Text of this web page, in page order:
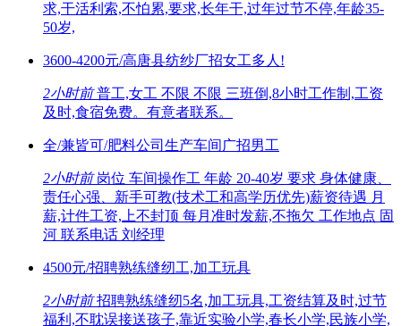
求,干活利索,不怕累,要求,长年干,过年过节不停,年龄35-
50岁,
3600-4200元/高唐县纺纱厂招女工多人!
2小时前普工,女工 不限 不限 三班倒,8小时工作制,工资
及时,食宿免费。有意者联系。
全/兼皆可/肥料公司生产车间广招男工
2小时前岗位 车间操作工 年龄 20-40岁 要求 身体健康、
责任心强、新手可教(技术工和高学历优先)薪资待遇 月
薪,计件工资,上不封顶 每月准时发薪,不拖欠 工作地点 固
河 联系电话 刘经理
4500元/招聘熟练缝纫工,加工玩具
2小时前招聘熟练缝纫5名,加工玩具,工资结算及时,过节
福利,不耽误接送孩子,靠近实验小学,春长小学,民族小学,